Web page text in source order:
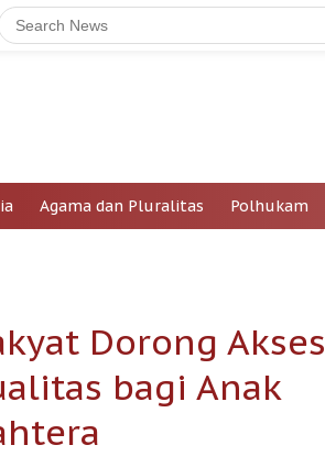
Agama dan Pluralitas Polhukam
Dorong Akses
bagi Anak